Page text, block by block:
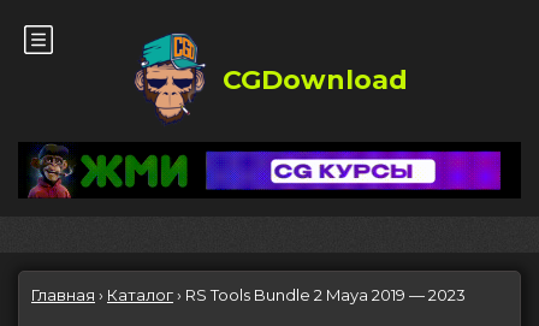
CGDownload
Главная › Каталог› RS Tools Bundle 2 Maya 2019 — 2023